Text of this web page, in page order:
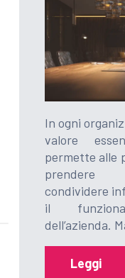
In ogni
valore
permette alle
prendere
condividere
il
dell’azienda.
Leggi